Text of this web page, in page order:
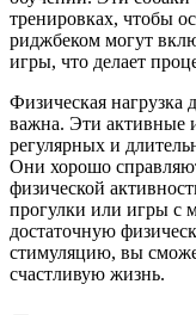
тренировках, чтобы
риджбеком могут
игры, что делает
Физическая нагрузка
важна. Эти активные
регулярных и
Они хорошо
физической
прогулки или игры с
достаточную
стимуляцию, вы
счастливую жизнь.